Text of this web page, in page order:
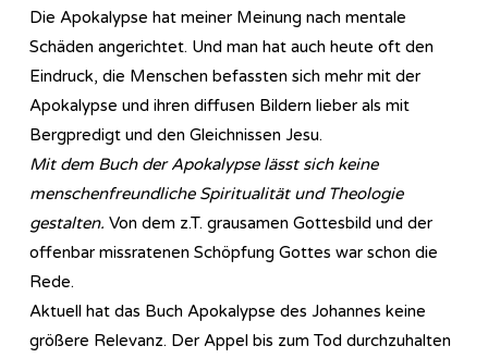
Die Apokalypse hat meiner Meinung nach mentale
Schäden angerichtet. Und man hat auch heute oft den
Eindruck, die Menschen befassten sich mehr mit der
Apokalypse und ihren diffusen Bildern lieber als mit
Bergpredigt und den Gleichnissen Jesu.
Mit dem Buch der Apokalypse lässt sich keine
menschenfreundliche Spiritualität und Theologie
gestalten. Von dem z.T. grausamen Gottesbild und der
offenbar missratenen Schöpfung Gottes war schon die
Rede.
Aktuell hat das Buch Apokalypse des Johannes keine
größere Relevanz. Der Appel bis zum Tod durchzuhalten